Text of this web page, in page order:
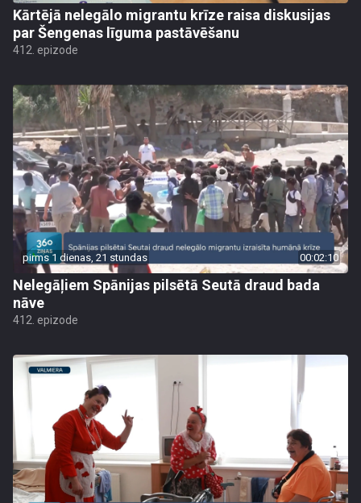
Kārtējā nelegālo migrantu krīze raisa diskusijas
par Šengenas līguma pastāvēšanu
412. epizode
pirms 1 dienas, 21 stundas 00:02:10
Nelegāļiem Spānijas pilsētā Seutā draud bada
nāve
412. epizode